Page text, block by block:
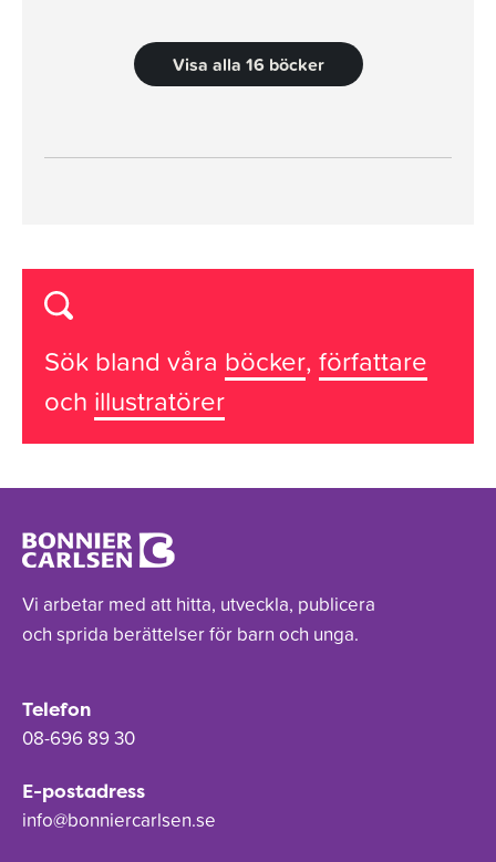
Visa alla 16 böcker
Sök bland våra böcker, författare
och illustratörer
Vi arbetar med att hitta, utveckla, publicera
och sprida berättelser för barn och unga.
Telefon
08-696 89 30
E-postadress
info@bonniercarlsen.se